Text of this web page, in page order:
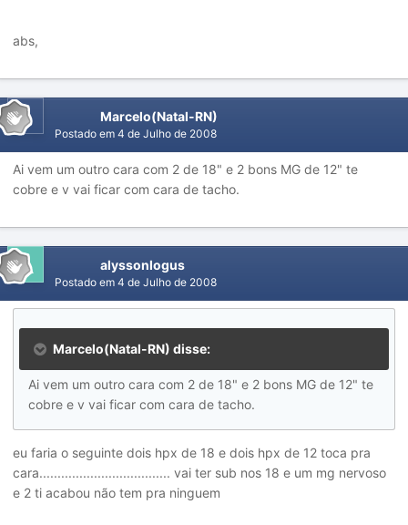
abs,
Marcelo(Natal-RN)
Postado em 4 de Julho de 2008
Ai vem um outro cara com 2 de 18" e 2 bons MG de 12" te
cobre e v vai ficar com cara de tacho.
alyssonlogus
Postado em 4 de Julho de 2008
Marcelo(Natal-RN) disse:
Ai vem um outro cara com 2 de 18" e 2 bons MG de 12" te
cobre e v vai ficar com cara de tacho.
eu faria o seguinte dois hpx de 18 e dois hpx de 12 toca pra
cara.................................... vai ter sub nos 18 e um mg nervoso
e 2 ti acabou não tem pra ninguem